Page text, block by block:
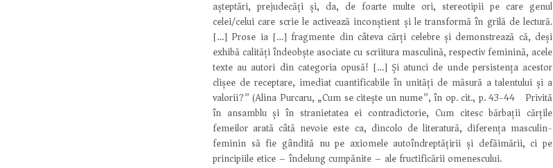
așteptări, prejudecăți și, da, de foarte multe ori, stereotipii pe care genul
celei/celui care scrie le activează inconștient și le transformă în grilă de lectură.
[…] Prose ia […] fragmente din câteva cărți celebre și demonstrează că, deși
exhibă calități îndeobște asociate cu scriitura masculină, respectiv feminină, acele
texte au autori din categoria opusă! […] Și atunci de unde persistența acestor
clișee de receptare, imediat cuantificabile în unități de măsură a talentului și a
valorii?” (Alina Purcaru, „Cum se citește un nume”, în op. cit., p. 43-44) Privită
în ansamblu și în stranietatea ei contradictorie, Cum citesc bărbații cărțile
femeilor arată câtă nevoie este ca, dincolo de literatură, diferența masculin-
feminin să fie gândită nu pe axiomele autoîndreptățirii și defăimării, ci pe
principiile etice – îndelung cumpănite – ale fructificării omenescului.